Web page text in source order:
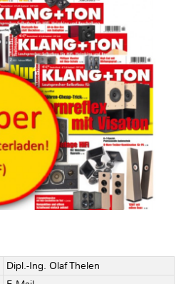
Dipl.-Ing. Olaf Thelen